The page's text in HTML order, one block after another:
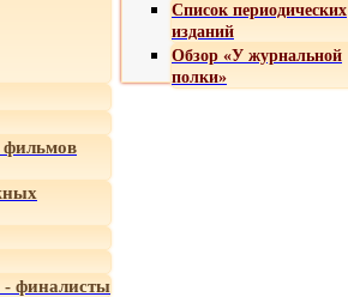
Список периодических
изданий
Обзор «У журнальной
полки»
- финалисты